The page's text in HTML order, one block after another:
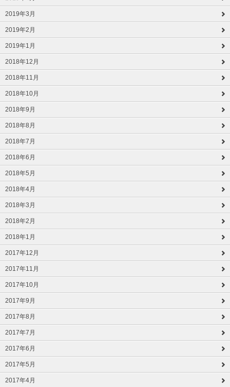
2019年3月
2019年2月
2019年1月
2018年12月
2018年11月
2018年10月
2018年9月
2018年8月
2018年7月
2018年6月
2018年5月
2018年4月
2018年3月
2018年2月
2018年1月
2017年12月
2017年11月
2017年10月
2017年9月
2017年8月
2017年7月
2017年6月
2017年5月
2017年4月